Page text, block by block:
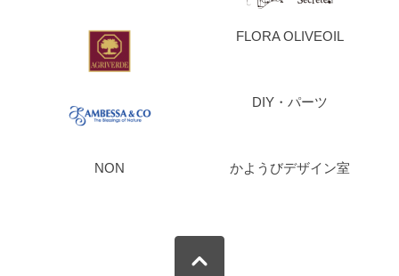
FLORA OLIVEOIL
DIY・パーツ
NON かようびデザイン室